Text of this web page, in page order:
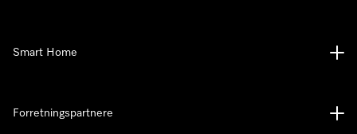
Smart Home
Forretningspartnere